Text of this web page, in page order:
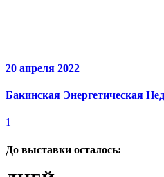
20 апреля 2022
Бакинская Энергетическая
1
До выставки осталось: